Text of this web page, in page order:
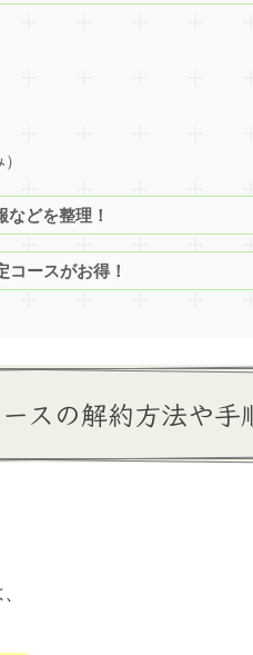
どを整理！
ースがお得！
スの解約方法や手